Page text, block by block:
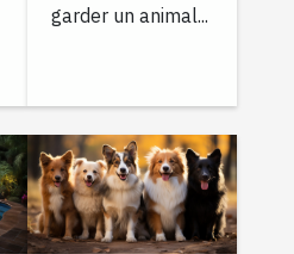
garder un animal...